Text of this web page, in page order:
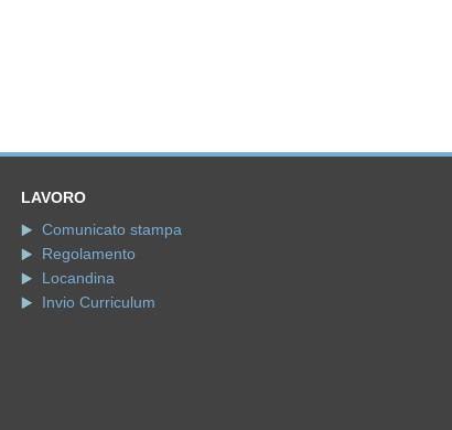
LAVORO
Comunicato stampa
Regolamento
Locandina
Invio Curriculum